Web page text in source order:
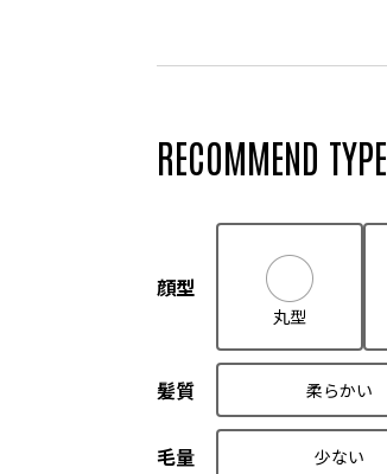
RECOMMEND TYPE
顔型
丸型
髪質 柔らかい
毛量 少ない